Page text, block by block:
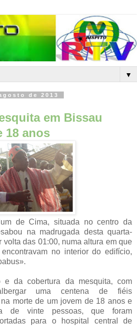
▼
de 2013
em Bissau
18 anos
de Cima, situada no centro da
na madrugada desta quarta-
volta das 01:00, numa altura em que
no interior do edifício,
e da cobertura da mesquita, com
uma centena de fiéis
morte de um jovem de 18 anos e
de vinte pessoas, que foram
para o hospital central de